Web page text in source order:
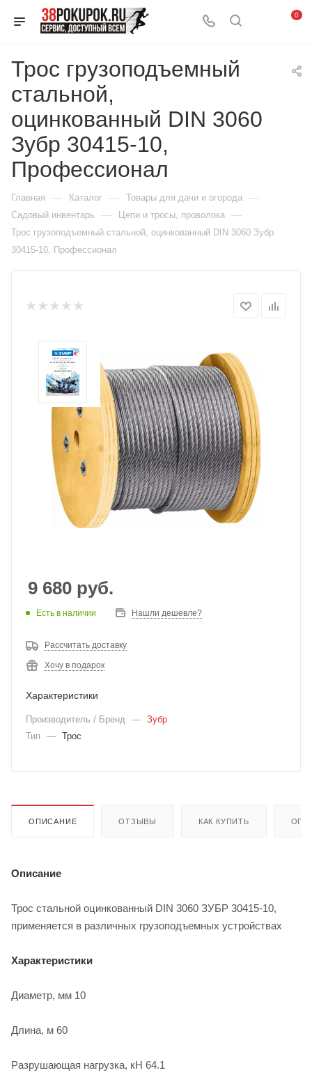
0
Трос грузоподъемный
стальной,
оцинкованный DIN 3060
Зубр 30415-10,
Профессионал
Главная — Каталог — Товары для дачи и огорода —
Садовый инвентарь — Цепи и тросы, проволока —
Трос грузоподъемный стальной, оцинкованный DIN 3060 Зубр
30415-10, Профессионал
9 680 руб.
Есть в наличии Нашли дешевле?
Рассчитать доставку
Хочу в подарок
Характеристики
Производитель / Бренд — Зубр
Тип
— Трос
ОПИСАНИЕ ОТЗЫВЫ КАК КУПИТЬ
Описание
Трос стальной оцинкованный DIN 3060 ЗУБР 30415-10,
применяется в различных грузоподъемных устройствах
Характеристики
Диаметр, мм 10
Длина, м 60
Разрушающая нагрузка, кН 64.1